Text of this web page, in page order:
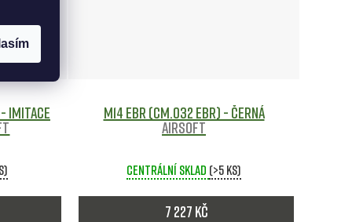
- imitace M14 EBR (CM.032 EBR) - černá
Airsoft
Centrální sklad (>5 ks)
7 227 Kč